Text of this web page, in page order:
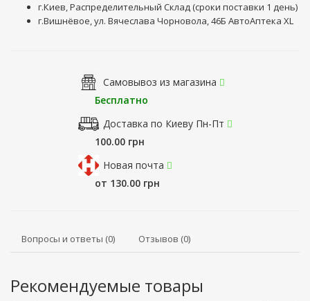
г.Киев, Распределительный Склад (сроки поставки 1 день)
г.Вишнёвое, ул. Вячеслава Чорновола, 46Б АвтоАптека XL
Самовывоз из магазина
Бесплатно
Доставка по Киеву Пн-Пт
100.00 грн
Новая почта
от 130.00 грн
Вопросы и ответы (0) Отзывов (0)
Рекомендуемые товары